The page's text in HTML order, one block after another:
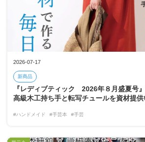
2026-07-17
新商品
『レディブティック 2026年８月盛夏号
高級木工持ち手と転写チュールを資材提
#ハンドメイド #手芸本 #手芸